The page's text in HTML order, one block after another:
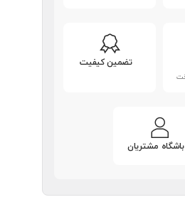
تضمین کیفیت
باشگاه مشتریان